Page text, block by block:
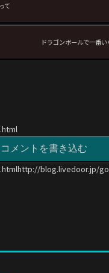
て
ドラゴンボールで一番
コメントを書き込む
blog.livedoor.jp/